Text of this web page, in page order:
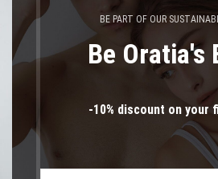
BE PART OF OUR
Be Oratia's
-10% discount on your